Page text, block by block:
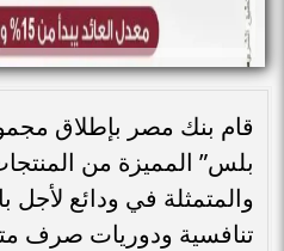
قام بنك مصر بإطلاق
بلس” المميزة من
والمتمثلة في ودائع لأجل
تنافسية ودوريات صرف